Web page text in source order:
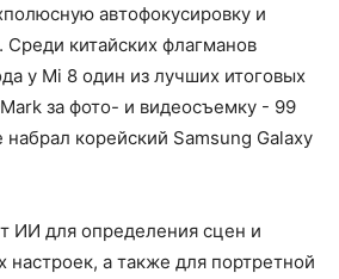
автофокусировку и
китайских флагманов
у Mi 8 один из лучших итоговых
за фото- и видеосъемку - 99
корейский Samsung Galaxy
ИИ для определения сцен и
а также для портретной